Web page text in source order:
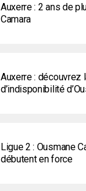
Auxerre : 2 ans de
Camara
Auxerre : découvrez
d’indisponibilité
Ligue 2 : Ousmane
débutent en force